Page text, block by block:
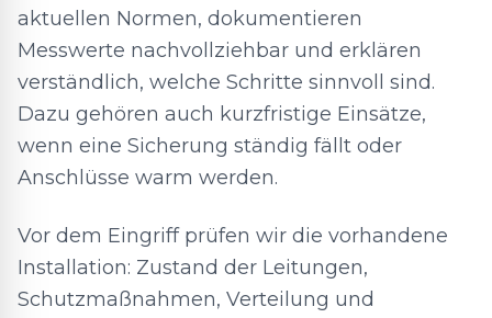
aktuellen Normen, dokumentieren
Messwerte nachvollziehbar und erklären
verständlich, welche Schritte sinnvoll sind.
Dazu gehören auch kurzfristige Einsätze,
wenn eine Sicherung ständig fällt oder
Anschlüsse warm werden.
Vor dem Eingriff prüfen wir die vorhandene
Installation: Zustand der Leitungen,
Schutzmaßnahmen, Verteilung und